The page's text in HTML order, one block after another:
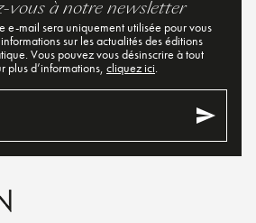
vous à notre newsletter
e-mail sera uniquement utilisée pour vous
sur les actualités des éditions
Vous pouvez vous désinscrire à tout
plus d’informations, cliquez ici.
send